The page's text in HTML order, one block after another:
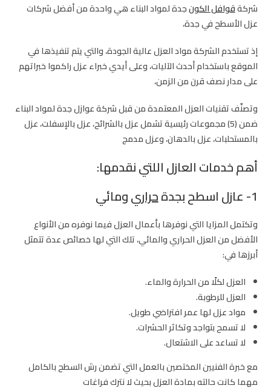
شركةقوافل الكونجدة لمواد البناء هي واحدة من أفضل شركات
عزل الأسطح في جدة،
إذ تستخدم الشركة مواد العزل عالية الجودة، والتي يتم تنفيذها في
الموقع باستخدام أحدث الآليات، وعلى أيدي خبراء عزل راكموا خبراتهم
على مدار نصف قرن من الزمن،
وتصنّف تقنيات العزل المعتمدة من قبل شركة عوازل جدة لمواد البناء
ضمن (5) مجموعات رئيسية تشمل عزل بالشرائح، عزل بالإسفلت، عزل
بالمستحلبات، عزل بالدهان، وعزل مدمج
أهم خدمات العازل اللتي نقدمها:
1- عازل اسطح بجدة
حراريومائي
وتكتمل المزايا التي نوفرها بأعمال العزل فيما نوفره من الأنواع
الأفضل من العزل الحراري والمائي، تلك التي لها خصائص عدة تتمثل
أبرزها في:
العزل لكلًا من الحرارة والماء.
العزل للرطوبة.
مواد عزل لها عمر افتراضي طويل.
لا تسمح بتواجد وتكاثر الحشرات.
لا تساعد على الاشتعال.
مع خبرة الفنيين المختصين بالعمل التي تضمن رش السطح بالكامل
مهما كانت حالته بمادة العزل بحيث لا نترك فراغات